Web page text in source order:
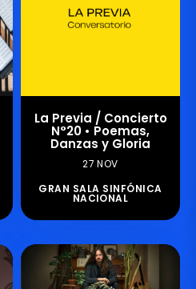
La Previa / Concierto
N°20 • Poemas,
Danzas y Gloria
27 NOV
GRAN SALA SINFÓNICA
NACIONAL